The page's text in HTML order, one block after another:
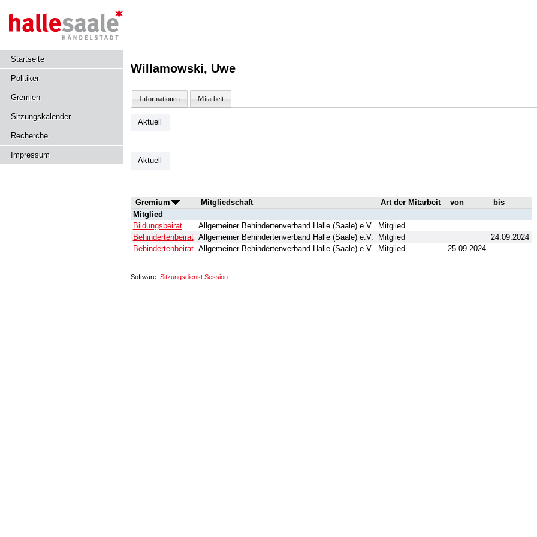
Startseite
Politiker
Gremien
Sitzungskalender
Recherche
Impressum
Willamowski, Uwe
Informationen Mitarbeit
Aktuell
Aktuell
Gremium Mitgliedschaft Art der Mitarbeit von
bis
Mitglied
Bildungsbeirat
Allgemeiner Behindertenverband Halle (Saale) e.V.
Mitglied
Behindertenbeirat Allgemeiner Behindertenverband Halle (Saale) e.V. Mitglied
24.09.2024
Behindertenbeirat Allgemeiner Behindertenverband Halle (Saale) e.V. Mitglied 25.09.2024
Software: Sitzungsdienst Session